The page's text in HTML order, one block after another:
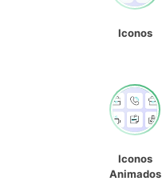
Iconos
Iconos
Animados